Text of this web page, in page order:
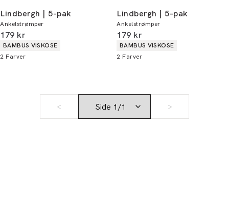
Lindbergh | 5-pak
Ankelstrømper
I alt (inkl. rabat)
179 kr
Produkt egenskaber
BAMBUS VISKOSE
2 Farver
Lindbergh | 5-pak
Ankelstrømper
I alt (inkl. rabat)
179 kr
Produkt egenskaber
BAMBUS VISKOSE
2 Farver